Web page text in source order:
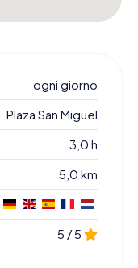
ogni giorno
Plaza San Miguel
3,0 h
5,0 km
5 / 5